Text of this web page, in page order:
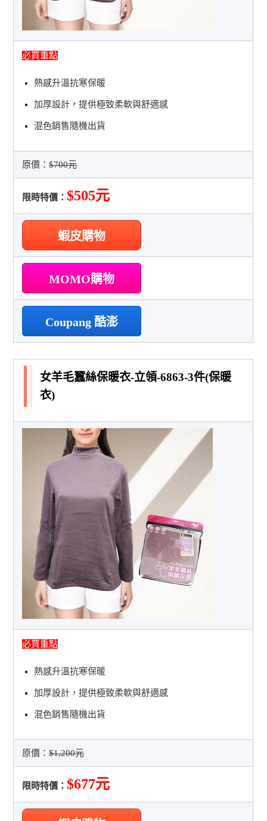
必買重點
熱感升溫抗寒保暖
加厚設計，提供極致柔軟與舒適感
混色銷售隨機出貨
原價：$700元
限時特價：$505元
蝦皮購物
MOMO購物
Coupang 酷澎
女羊毛蠶絲保暖衣-立領-6863-3件(保暖
衣)
必買重點
熱感升溫抗寒保暖
加厚設計，提供極致柔軟與舒適感
混色銷售隨機出貨
原價：$1,200元
限時特價：$677元